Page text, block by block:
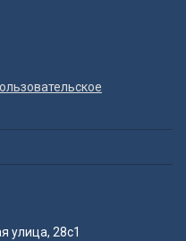
улица, 28с1